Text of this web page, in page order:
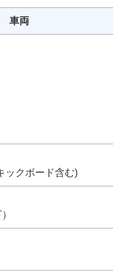
車両
動キックボード含む